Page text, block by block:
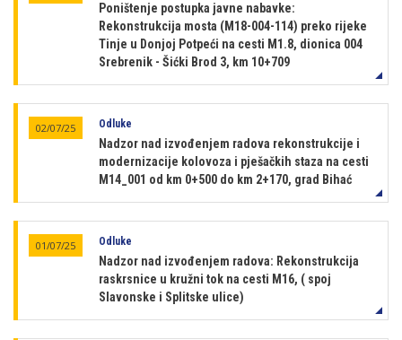
Poništenje postupka javne nabavke:
Rekonstrukcija mosta (M18-004-114) preko rijeke
Tinje u Donjoj Potpeći na cesti M1.8, dionica 004
Srebrenik - Šićki Brod 3, km 10+709
02/07/25 Odluke
Nadzor nad izvođenjem radova rekonstrukcije i
modernizacije kolovoza i pješačkih staza na cesti
M14_001 od km 0+500 do km 2+170, grad Bihać
01/07/25 Odluke
Nadzor nad izvođenjem radova: Rekonstrukcija
raskrsnice u kružni tok na cesti M16, ( spoj
Slavonske i Splitske ulice)